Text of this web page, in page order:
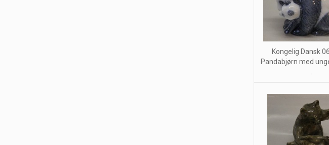
Kongelig Dansk
Pandabjørn med